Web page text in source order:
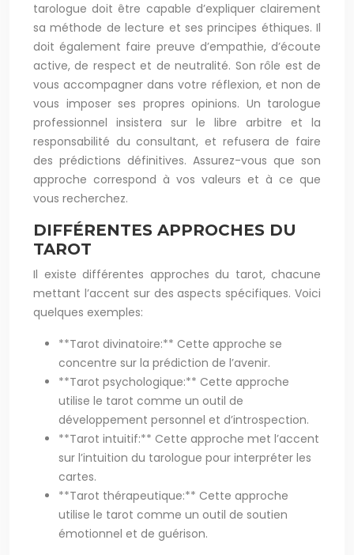
tarologue doit être capable d’expliquer clairement
sa méthode de lecture et ses principes éthiques. Il
doit également faire preuve d’empathie, d’écoute
active, de respect et de neutralité. Son rôle est de
vous accompagner dans votre réflexion, et non de
vous imposer ses propres opinions. Un tarologue
professionnel insistera sur le libre arbitre et la
responsabilité du consultant, et refusera de faire
des prédictions définitives. Assurez-vous que son
approche correspond à vos valeurs et à ce que
vous recherchez.
DIFFÉRENTES APPROCHES DU
TAROT
Il existe différentes approches du tarot, chacune
mettant l’accent sur des aspects spécifiques. Voici
quelques exemples:
**Tarot divinatoire:** Cette approche se
concentre sur la prédiction de l’avenir.
**Tarot psychologique:** Cette approche
utilise le tarot comme un outil de
développement personnel et d’introspection.
**Tarot intuitif:** Cette approche met l’accent
sur l’intuition du tarologue pour interpréter les
cartes.
**Tarot thérapeutique:** Cette approche
utilise le tarot comme un outil de soutien
émotionnel et de guérison.